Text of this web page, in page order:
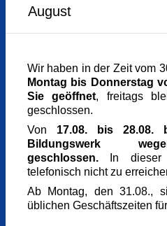
Anmelden
Mittwoch,20.05.2026,14.00 -
Veranstaltungsort
Villa Stuck
81675 München
Dekanat Südost
693 904 - 0
Kursgebühr
0,00 €
Kursnummer
August
Wir haben in der Zeit vom
Montag bis Donnerstag
Sie geöffnet, freitags
geschlossen.
Von 17.08. bis 28.08.
Bildungswerk
geschlossen. In dieser
telefonisch nicht zu
Ab Montag, den 31.08.,
üblichen Geschäftszeiten